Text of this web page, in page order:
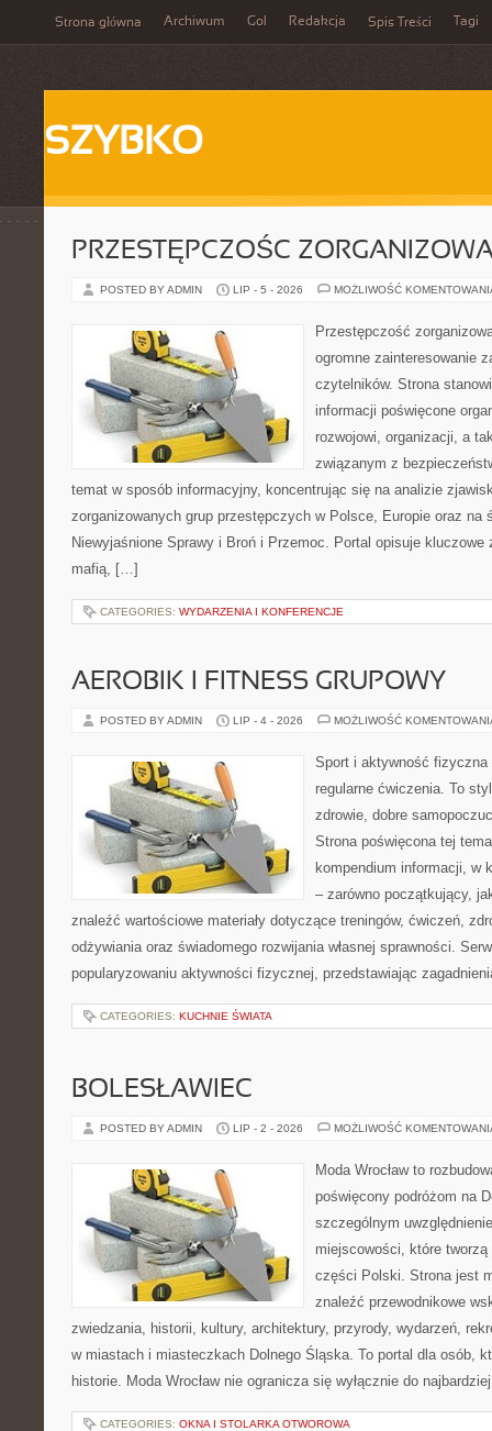
Strona główna Archiwum Gol Redakcja Spis Treści Tagi
SZYBKO
PRZESTĘPCZOŚC
POSTED BY ADMIN LIP - 5 - 2026 MOŻLIWOŚĆ
Przestępczość
ogromne zainteresowanie
czytelników. Strona
informacji poświęcone
rozwojowi, organizacji, a
związanym z
temat w sposób informacyjny, koncentrując się na analizie
zorganizowanych grup przestępczych w Polsce, Europie oraz na
Niewyjaśnione Sprawy i Broń i Przemoc. Portal opisuje kluczowe
mafią, […]
CATEGORIES: WYDARZENIA I KONFERENCJE
AEROBIK I FITNESS GRUPOWY
POSTED BY ADMIN LIP - 4 - 2026 MOŻLIWOŚĆ
Sport i aktywność
regularne ćwiczenia. To
zdrowie, dobre
Strona poświęcona tej
kompendium informacji, w
– zarówno początkujący,
znaleźć wartościowe materiały dotyczące treningów, ćwiczeń,
odżywiania oraz świadomego rozwijania własnej sprawności.
popularyzowaniu aktywności fizycznej, przedstawiając
CATEGORIES: KUCHNIE ŚWIATA
BOLESŁAWIEC
POSTED BY ADMIN LIP - 2 - 2026 MOŻLIWOŚĆ
Moda Wrocław to
poświęcony podróżom na
szczególnym
miejscowości, które
części Polski. Strona jest
znaleźć przewodnikowe
zwiedzania, historii, kultury, architektury, przyrody, wydarzeń,
w miastach i miasteczkach Dolnego Śląska. To portal dla osób,
historie. Moda Wrocław nie ogranicza się wyłącznie do
CATEGORIES: OKNA I STOLARKA OTWOROWA